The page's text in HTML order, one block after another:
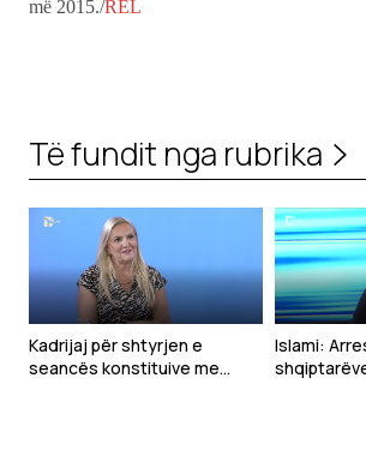
më 2015./REL
Të fundit nga rubrika
Kadrijaj për shtyrjen e
seancës konstituive me
Islami: